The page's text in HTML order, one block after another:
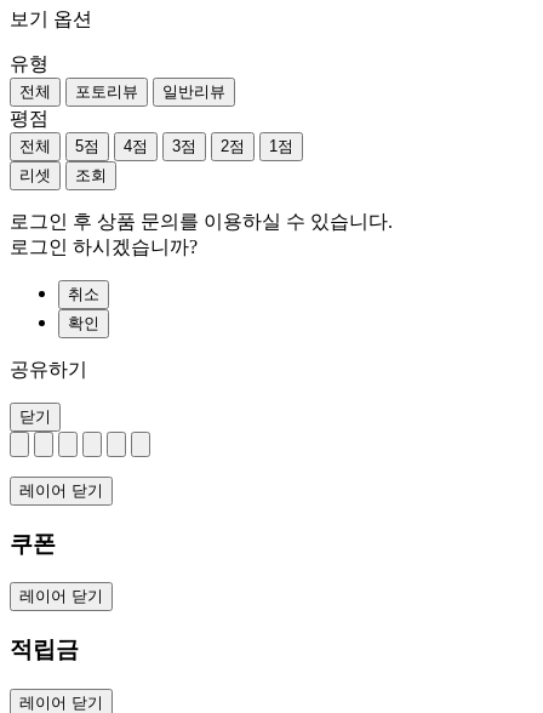
보기 옵션
유형
전체 포토리뷰 일반리뷰
평점
전체 5점 4점 3점 2점
1점
리셋
조회
로그인 후 상품 문의를 이용하실 수 있습니다.
로그인 하시겠습니까?
취소
확인
공유하기
닫기
레이어 닫기
쿠폰
레이어 닫기
적립금
레이어 닫기